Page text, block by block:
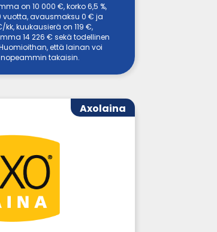
on 10 000 €, korko 6,5 %,
vuotta, avausmaksu 0 € ja
kuukausierä on 119 €,
14 226 € sekä todellinen
että lainan voi
takaisin.
Axolaina